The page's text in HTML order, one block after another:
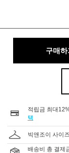
구매하
적립금 최대
택
빅앤조이 사이
배송비 총 결제